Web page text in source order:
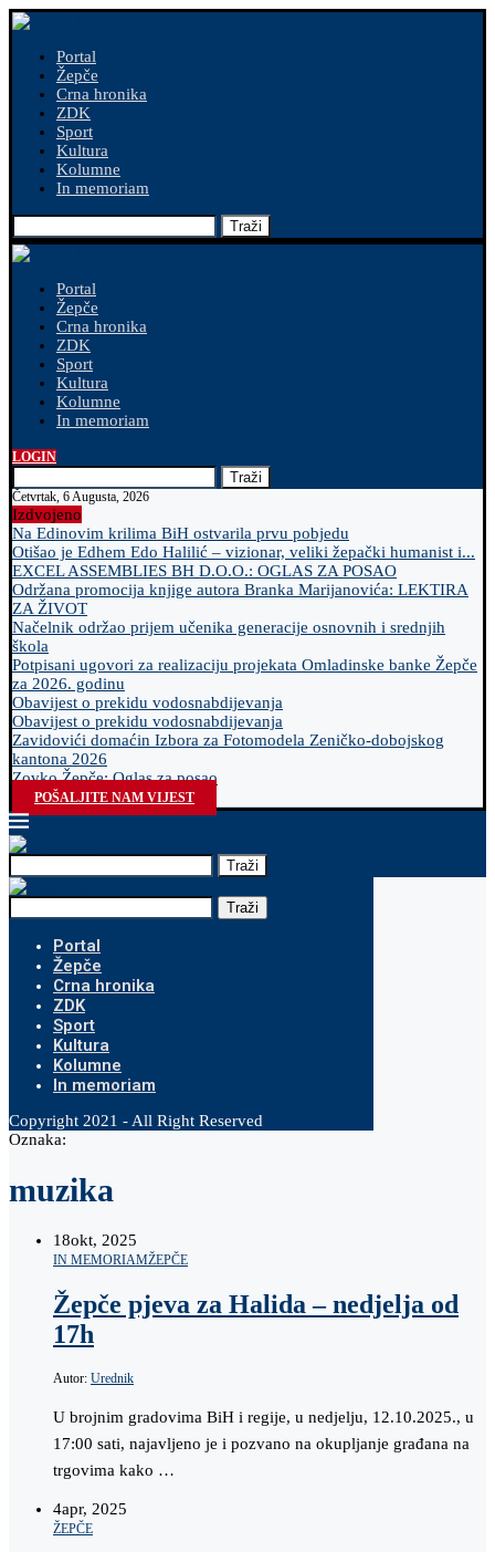
Portal
Žepče
Crna hronika
ZDK
Sport
Kultura
Kolumne
In memoriam
Traži
Portal
Žepče
Crna hronika
ZDK
Sport
Kultura
Kolumne
In memoriam
LOGIN
Traži
Četvrtak, 6 Augusta, 2026
Izdvojeno
Na Edinovim krilima BiH ostvarila prvu pobjedu
Otišao je Edhem Edo Halilić – vizionar, veliki žepački humanist i...
EXCEL ASSEMBLIES BH D.O.O.: OGLAS ZA POSAO
Održana promocija knjige autora Branka Marijanovića: LEKTIRA
ZA ŽIVOT
Načelnik održao prijem učenika generacije osnovnih i srednjih
škola
Potpisani ugovori za realizaciju projekata Omladinske banke Žepče
za 2026. godinu
Obavijest o prekidu vodosnabdijevanja
Obavijest o prekidu vodosnabdijevanja
Zavidovići domaćin Izbora za Fotomodela Zeničko-dobojskog
kantona 2026
Zovko Žepče: Oglas za posao
POŠALJITE NAM VIJEST
Traži
Traži
Portal
Žepče
Crna hronika
ZDK
Sport
Kultura
Kolumne
In memoriam
Copyright 2021 - All Right Reserved
Oznaka:
muzika
18okt, 2025
IN MEMORIAMŽEPČE
Žepče pjeva za Halida – nedjelja od
17h
Autor: Urednik
U brojnim gradovima BiH i regije, u nedjelju, 12.10.2025., u
17:00 sati, najavljeno je i pozvano na okupljanje građana na
trgovima kako …
4apr, 2025
ŽEPČE